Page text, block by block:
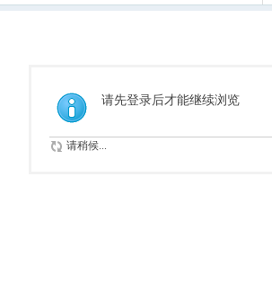
请先登录后才能继续浏览
请稍候...